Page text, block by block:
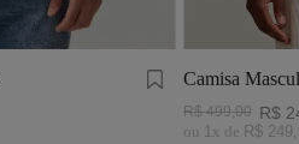
Camisa
Visco Linho
R$ 499,00 R$
ou 1 x de R$ 249